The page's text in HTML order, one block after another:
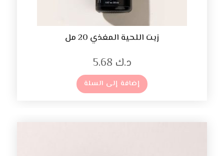
زيت اللحية المغذي 20 مل
د.ك
إضافة إلى السلة